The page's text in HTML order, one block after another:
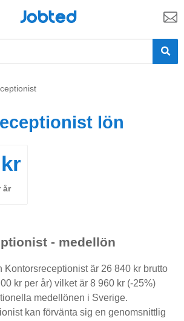
Jobted
lön
år
- medellön
Kontorsreceptionist är 26 840 kr brutto
kr per år) vilket är 8 960 kr (-25%)
medellönen i Sverige.
kan förvänta sig en genomsnittlig